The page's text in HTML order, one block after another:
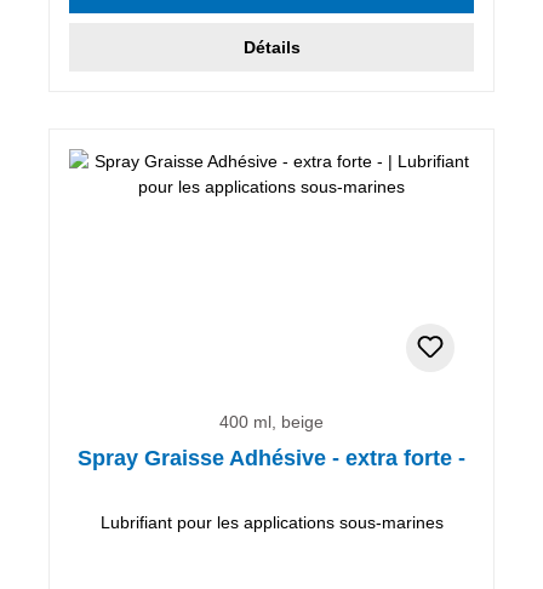
Détails
400 ml, beige
Spray Graisse Adhésive - extra forte -
Lubrifiant pour les applications sous-marines